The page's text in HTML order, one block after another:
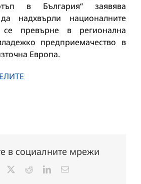
в България“ заявява
надхвърли националните
превърне в регионална
предприемачество в
Европа.
в социалните мрежи
Facebook RedditLinkedInЕлектронна